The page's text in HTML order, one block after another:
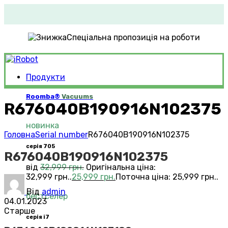
Спеціальна пропозиція на роботи
Продукти
Roomba® Vacuums
новинка
серія 705
від 32,999грн. Оригінальна ціна:
32,999 грн..25,999 грн.Поточна ціна: 25,999 грн..
бестселер
серія i7
R676040B190916N102375
ГоловнаSerial numberR676040B190916N102375
R676040B190916N102375
Від admin
04.01.2023
Старше